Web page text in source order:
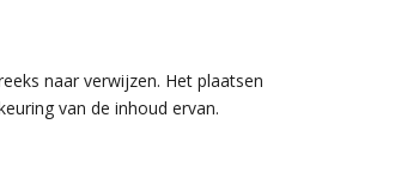
naar verwijzen. Het plaatsen
van de inhoud ervan.